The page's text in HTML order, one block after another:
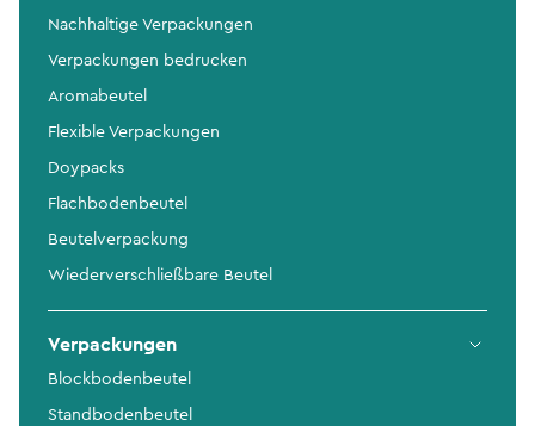
Nachhaltige Verpackungen
Verpackungen bedrucken
Aromabeutel
Flexible Verpackungen
Doypacks
Flachbodenbeutel
Beutelverpackung
Wiederverschließbare Beutel
Verpackungen
Blockbodenbeutel
Standbodenbeutel